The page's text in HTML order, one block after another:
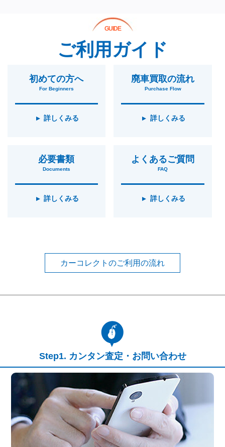
GUIDE
ご利用ガイド
初めての方へ
For Beginners
詳しくみる
廃車買取の流れ
Purchase Flow
詳しくみる
必要書類
Documents
詳しくみる
よくあるご質問
FAQ
詳しくみる
カーコレクトのご利用の流れ
カンタン査定・お問い合わせ